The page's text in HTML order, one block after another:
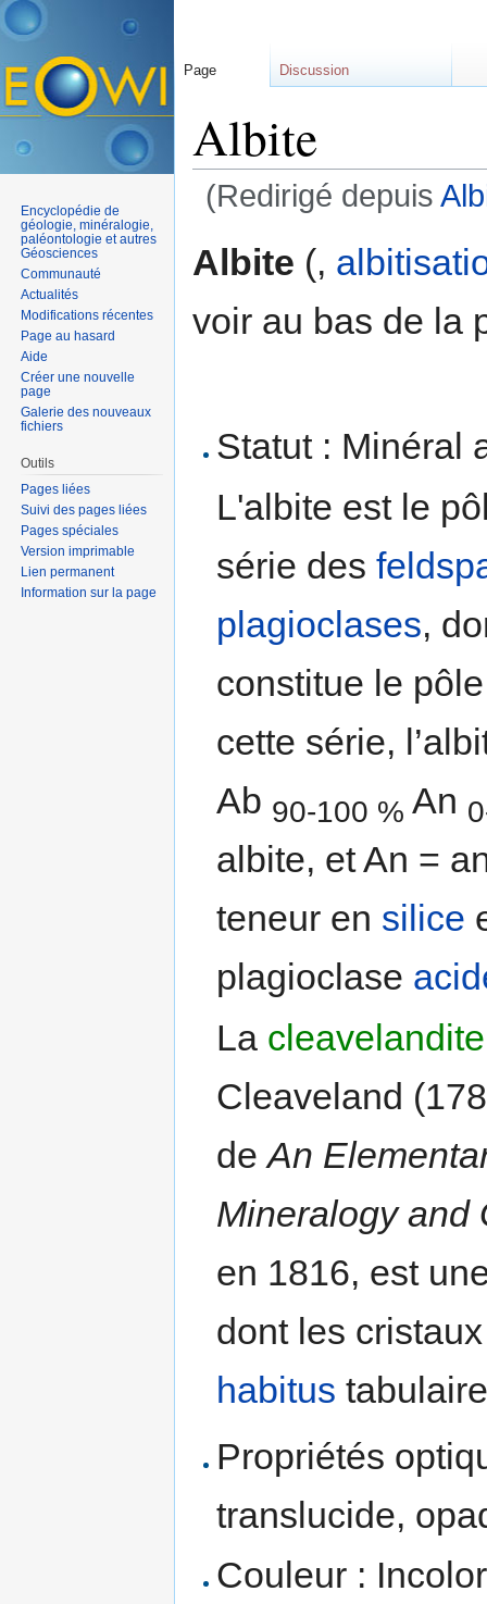
Albite
(Redirigé depuis
Albite (,
voir au bas de la
Statut : Minéral
L'albite est le
série des
plagioclases,
constitue le
cette série,
Ab 90-100 % An
albite, et An =
teneur en silice
plagioclase
La cleavelandite
Cleaveland
deAn
Mineralogy and
en 1816, est
dont les
habitus
Propriétés
translucide,
Couleur :
Page Discussion
Encyclopédie de
géologie, minéralogie,
paléontologie et autres
Géosciences
Communauté
Actualités
Modifications récentes
Page au hasard
Aide
Créer une nouvelle
page
Galerie des nouveaux
fichiers
Outils
Pages liées
Suivi des pages liées
Pages spéciales
Version imprimable
Lien permanent
Information sur la page